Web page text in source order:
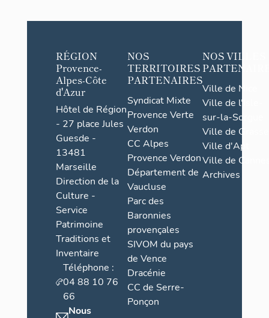
RÉGION
Provence-
Alpes-Côte
d'Azur
Hôtel de Région
- 27 place Jules
Guesde -
13481
Marseille
Direction de la
Culture -
Service
Patrimoine
Traditions et
Inventaire
Téléphone :
04 88 10 76
66
Nous
NOS
TERRITOIRES
PARTENAIRES
Syndicat Mixte
Provence Verte
Verdon
CC Alpes
Provence Verdon
Département de
Vaucluse
Parc des
Baronnies
provençales
SIVOM du pays
de Vence
Dracénie
CC de Serre-
Ponçon
NOS VILLES
Ville de Nice
Ville de l'Isle-
sur-la-Sorgue
Ville de Grasse
Ville d'Apt
Ville de
Archives